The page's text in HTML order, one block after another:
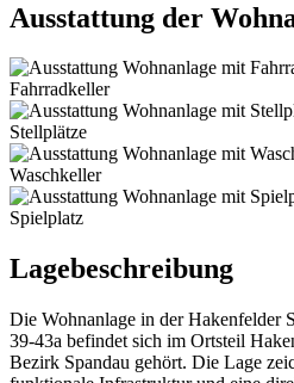
Ausstattung der
Fahrradkeller
Stellplätze
Waschkeller
Spielplatz
Lagebeschreibung
Die Wohnanlage in der Hakenfelder
39-43a befindet sich im Ortsteil
Bezirk Spandau gehört. Die Lage